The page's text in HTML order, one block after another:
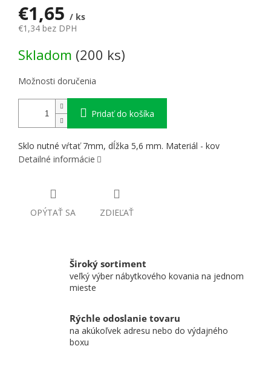
€1,65 / ks
€1,34 bez DPH
Skladom (200 ks)
Možnosti doručenia
Pridať do košíka
Sklo nutné vŕtať 7mm, dĺžka 5,6 mm. Materiál - kov
Detailné informácie
OPÝTAŤ SA ZDIEĽAŤ
Široký sortiment
veľký výber nábytkového kovania na jednom
mieste
Rýchle odoslanie tovaru
na akúkoľvek adresu nebo do výdajného
boxu